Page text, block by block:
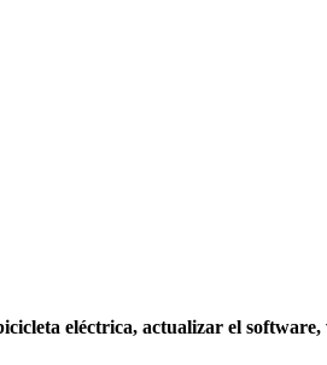
eléctrica, actualizar el